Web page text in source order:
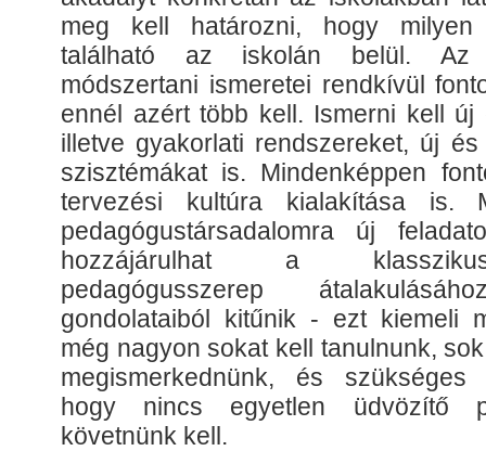
meg kell határozni, hogy milyen
található az iskolán belül. Az
módszertani ismeretei rendkívül
ennél azért több kell. Ismerni kell új
illetve gyakorlati rendszereket, új
szisztémákat is. Mindenképpen
tervezési kultúra kialakítása is.
pedagógustársadalomra új
hozzájárulhat a
pedagógusszerep
gondolataiból kitűnik - ezt kiemeli
még nagyon sokat kell tanulnunk,
megismerkednünk, és szükséges
hogy nincs egyetlen üdvözítő
követnünk kell.